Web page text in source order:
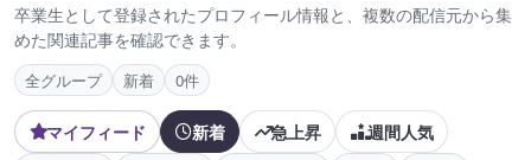
卒業生として登録されたプロフィール情報と、複数の配信元から集
めた関連記事を確認できます。
全グループ 新着 0件
マイフィード 新着 急上昇 週間人気